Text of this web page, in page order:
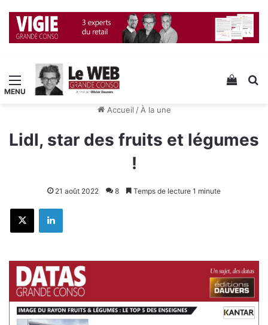
Menu Voir
Accueil / À la une
Lidl, star des fruits et légumes
!
21 août 2022 8 Temps de lecture 1 minute
X Linkedin